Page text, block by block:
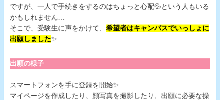
ですが、一人で手続きをするのはちょっと心配💦という人もいる
かもしれません…
そこで、受験生に声をかけて、 希望者はキャンパスでいっしょに
出願しました✨
出願の様子
スマートフォンを手に登録を開始✨
マイページを作成したり、顔写真を撮影したり、出願に必要な操